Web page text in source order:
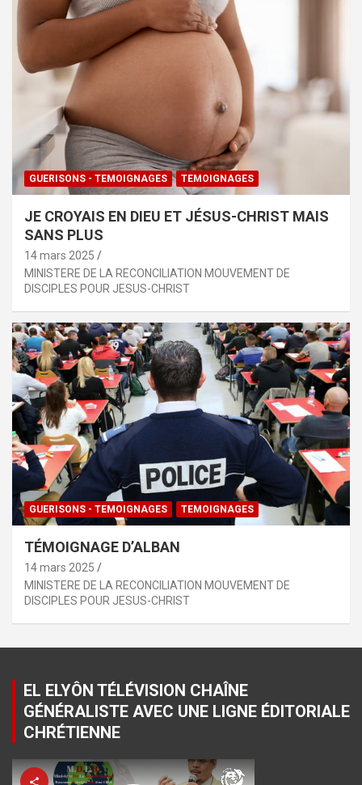
GUERISONS - TEMOIGNAGES TEMOIGNAGES
JE CROYAIS EN DIEU ET JÉSUS-CHRIST MAIS
SANS PLUS
14 mars 2025
MINISTERE DE LA RECONCILIATION MOUVEMENT DE
DISCIPLES POUR JESUS-CHRIST
GUERISONS - TEMOIGNAGES TEMOIGNAGES
TÉMOIGNAGE D’ALBAN
14 mars 2025
MINISTERE DE LA RECONCILIATION MOUVEMENT DE
DISCIPLES POUR JESUS-CHRIST
EL ELYÔN TÉLÉVISION CHAÎNE
GÉNÉRALISTE AVEC UNE LIGNE ÉDITORIALE
CHRÉTIENNE